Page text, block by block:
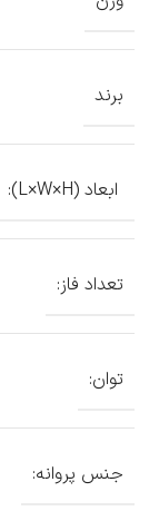
برند
ابعاد (L×W×H):
تعداد فاز:
توان:
جنس پروانه: